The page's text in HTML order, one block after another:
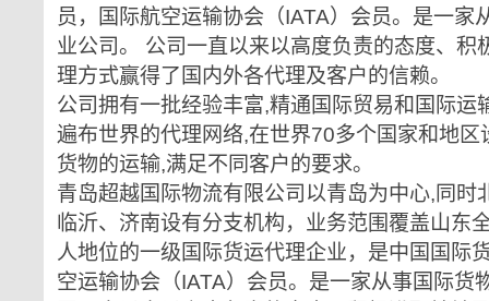
员，国际航空运输协会（IATA）会员。是一家
业公司。 公司一直以来以高度负责的态度、积
理方式赢得了国内外各代理及客户的信赖。
公司拥有一批经验丰富,精通国际贸易和国际运
遍布世界的代理网络,在世界70多个国家和地
货物的运输,满足不同客户的要求。
青岛超越国际物流有限公司以青岛为中心,同时
临沂、济南设有分支机构，业务范围覆盖山东
人地位的一级国际货运代理企业，是中国国际
空运输协会（IATA）会员。是一家从事国际货